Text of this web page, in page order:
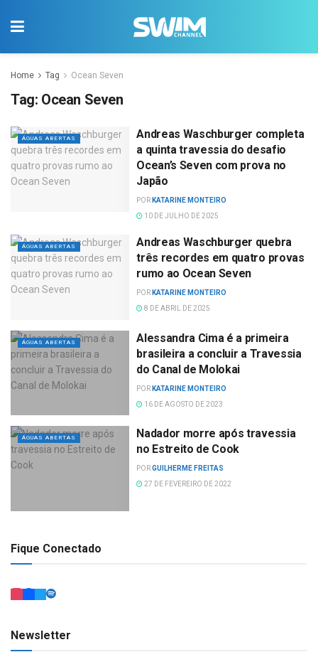
Home Tag Ocean Seven
Tag: Ocean Seven
ÁGUAS ABERTAS
Andreas Waschburger completa
a quinta travessia do desafio
Ocean’s Seven com prova no
Japão
POR KATARINE MONTEIRO
10 DE JULHO DE 2025
ÁGUAS ABERTAS
Andreas Waschburger quebra
três recordes em quatro provas
rumo ao Ocean Seven
POR KATARINE MONTEIRO
8 DE ABRIL DE 2025
ÁGUAS ABERTAS
Alessandra Cima é a primeira
brasileira a concluir a Travessia
do Canal de Molokai
POR KATARINE MONTEIRO
16 DE AGOSTO DE 2023
ÁGUAS ABERTAS
Nadador morre após travessia
no Estreito de Cook
PORGUILHERME FREITAS
27 DE FEVEREIRO DE 2022
Fique Conectado
Newsletter